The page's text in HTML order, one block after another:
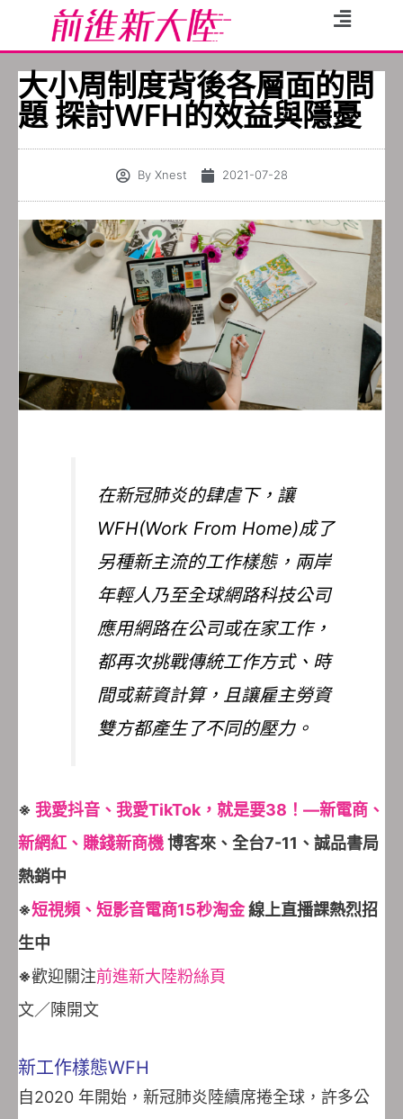
大小周制度背後各層面的問
題 探討WFH的效益與隱憂
ByXnest 2021-07-28
在新冠肺炎的肆虐下，讓
WFH(Work From Home)成了
另種新主流的工作樣態，兩岸
年輕人乃至全球網路科技公司
應用網路在公司或在家工作，
都再次挑戰傳統工作方式、時
間或薪資計算，且讓雇主勞資
雙方都產生了不同的壓力。
※ 我愛抖音、我愛TikTok，就是要38！—新電商、
新網紅、賺錢新商機博客來、全台7-11、誠品書局
熱銷中
※短視頻、短影音電商15秒淘金線上直播課熱烈招
生中
※歡迎關注前進新大陸粉絲頁
文／陳開文
新工作樣態WFH
自2020 年開始，新冠肺炎陸續席捲全球，許多公